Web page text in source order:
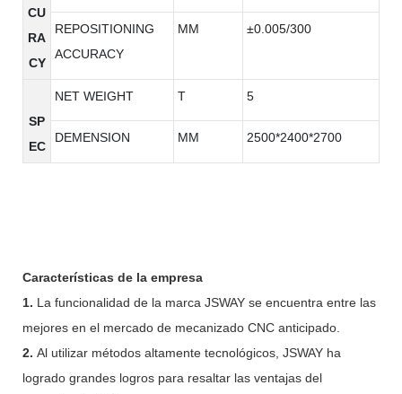
CU
RA
CY
REPOSITIONING
ACCURACY
MM ±0.005/300
SP
EC
NET WEIGHT T 5
DEMENSION MM 2500*2400*2700
Características de la empresa
1. La funcionalidad de la marca JSWAY se encuentra entre las
mejores en el mercado de mecanizado CNC anticipado.
2. Al utilizar métodos altamente tecnológicos, JSWAY ha
logrado grandes logros para resaltar las ventajas del